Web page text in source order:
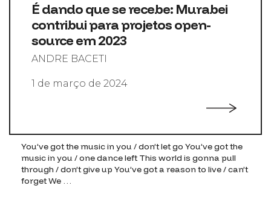
É dando que se recebe: Murabei
contribui para projetos open-
source em 2023
ANDRE BACETI
1 de março de 2024
You’ve got the music in you / don’t let go You’ve got the
music in you / one dance left This world is gonna pull
through / don’t give up You’ve got a reason to live / can’t
forget We …